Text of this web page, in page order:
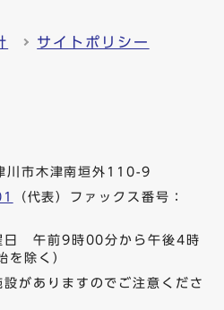
サイトポリシー
市木津南垣外110-9
（代表）ファックス番号：
日 午前9時00分から午後4時
を除く）
がありますのでご注意くださ